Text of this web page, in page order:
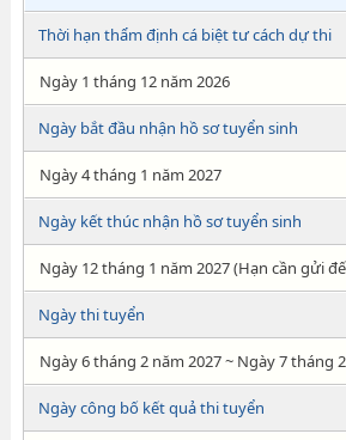
Thời hạn thẩm định cá biệt tư cách dự thi
Ngày 1 tháng 12 năm 2026
Ngày bắt đầu nhận hồ sơ tuyển sinh
Ngày 4 tháng 1 năm 2027
Ngày kết thúc nhận hồ sơ tuyển sinh
Ngày 12 tháng 1 năm 2027 (Hạn cần gửi
Ngày thi tuyển
Ngày 6 tháng 2 năm 2027 ~ Ngày 7 tháng
Ngày công bố kết quả thi tuyển